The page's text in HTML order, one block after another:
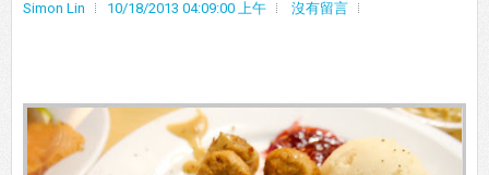
Simon Lin 10/18/2013 04:09:00 上午 沒有留言